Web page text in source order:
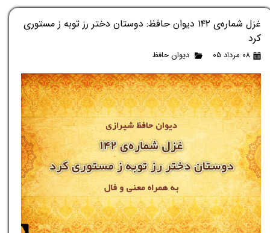
غزل شماره‌ی ۱۴۲ دیوان حافظ: دوستان دختر رز توبه ز مستوری
کرد
۰۸ مرداد ۰۵ دیوان حافظ